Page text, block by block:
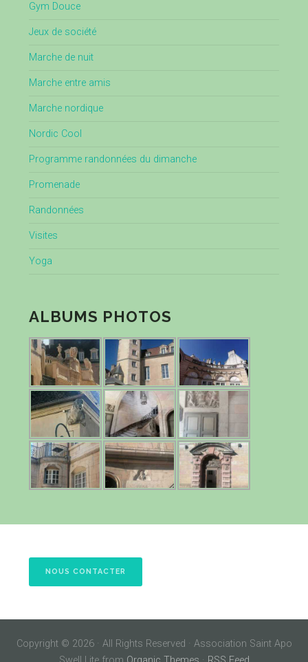
Gym Douce
Jeux de société
Marche de nuit
Marche entre amis
Marche nordique
Nordic Cool
Programme randonnées du dimanche
Promenade
Randonnées
Visites
Yoga
ALBUMS PHOTOS
NOUS CONTACTER
Copyright © 2026 · All Rights Reserved · Association Saint Apo